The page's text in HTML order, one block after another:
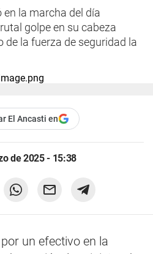
la marcha del día
golpe en su cabeza
de la fuerza de seguridad la
El Ancasti en
de 2025 - 15:38
por un efectivo en la